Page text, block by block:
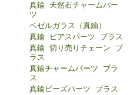
真鍮 天然石チャームパー
ツ
ベゼルガラス（真鍮）
真鍮 ピアスパーツ ブラス
真鍮 切り売りチェーン ブ
ラス
真鍮チャームパーツ ブラ
ス
真鍮ビーズパーツ ブラス